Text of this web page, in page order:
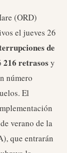
(ORD)
el jueves 26
de
216 retrasos y
número
El
verano de la
que entrarán